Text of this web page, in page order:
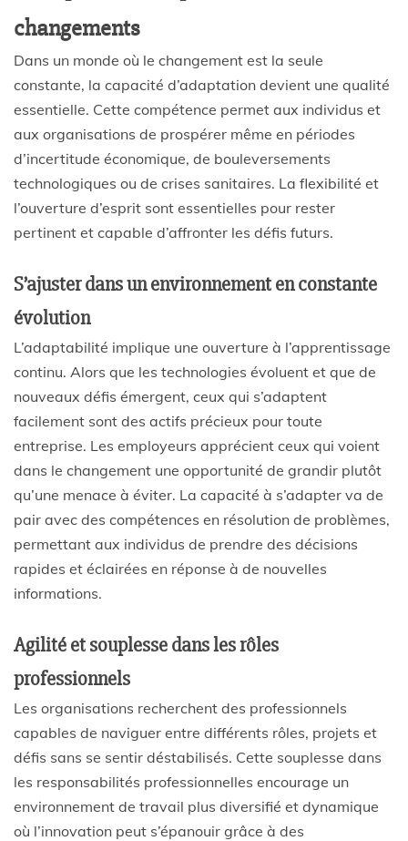
changements
Dans un monde où le changement est la seule
constante, la capacité d’adaptation devient une qualité
essentielle. Cette compétence permet aux individus et
aux organisations de prospérer même en périodes
d’incertitude économique, de bouleversements
technologiques ou de crises sanitaires. La flexibilité et
l’ouverture d’esprit sont essentielles pour rester
pertinent et capable d’affronter les défis futurs.
S’ajuster dans un environnement en constante
évolution
L’adaptabilité implique une ouverture à l’apprentissage
continu. Alors que les technologies évoluent et que de
nouveaux défis émergent, ceux qui s’adaptent
facilement sont des actifs précieux pour toute
entreprise. Les employeurs apprécient ceux qui voient
dans le changement une opportunité de grandir plutôt
qu’une menace à éviter. La capacité à s’adapter va de
pair avec des compétences en résolution de problèmes,
permettant aux individus de prendre des décisions
rapides et éclairées en réponse à de nouvelles
informations.
Agilité et souplesse dans les rôles
professionnels
Les organisations recherchent des professionnels
capables de naviguer entre différents rôles, projets et
défis sans se sentir déstabilisés. Cette souplesse dans
les responsabilités professionnelles encourage un
environnement de travail plus diversifié et dynamique
où l’innovation peut s’épanouir grâce à des